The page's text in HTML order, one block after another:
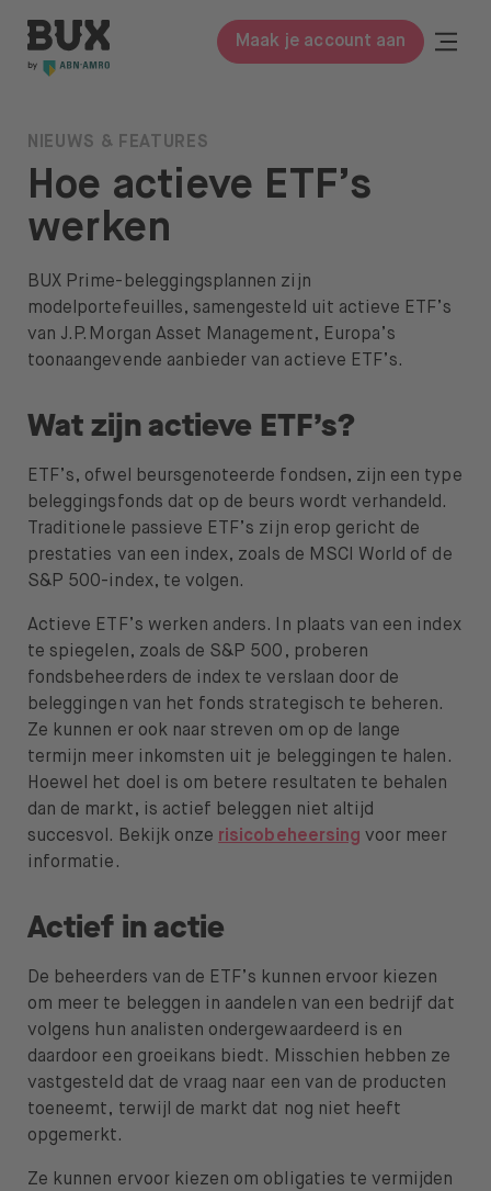
BUX | Doe meer met je geld NL
Maak je account aan
BUX Prime
Tarieven
ETF’s
Kennis
Begrippenlijst
Leer beleggen
Over ons
Over BUX
Vacatures
Pers
Help
FAQ
Overstappen
Hoe actieve ETF’s
werken
NIEUWS & FEATURES
BUX Prime-beleggingsplannen zijn
modelportefeuilles, samengesteld uit actieve ETF’s
van J.P. Morgan Asset Management, Europa’s
toonaangevende aanbieder van actieve ETF’s.
Wat zijn actieve ETF’s?
ETF’s, ofwel beursgenoteerde fondsen, zijn een type
beleggingsfonds dat op de beurs wordt verhandeld.
Traditionele passieve ETF’s zijn erop gericht de
prestaties van een index, zoals de MSCI World of de
S&P 500-index, te volgen.
Actieve ETF’s werken anders. In plaats van een index
te spiegelen, zoals de S&P 500, proberen
fondsbeheerders de index te verslaan door de
beleggingen van het fonds strategisch te beheren.
Ze kunnen er ook naar streven om op de lange
termijn meer inkomsten uit je beleggingen te halen.
Hoewel het doel is om betere resultaten te behalen
dan de markt, is actief beleggen niet altijd
succesvol. Bekijk onze risicobeheersing voor meer
informatie.
Actief in actie
De beheerders van de ETF’s kunnen ervoor kiezen
om meer te beleggen in aandelen van een bedrijf dat
volgens hun analisten ondergewaardeerd is en
daardoor een groeikans biedt. Misschien hebben ze
vastgesteld dat de vraag naar een van de producten
toeneemt, terwijl de markt dat nog niet heeft
opgemerkt.
Ze kunnen ervoor kiezen om obligaties te vermijden
Close